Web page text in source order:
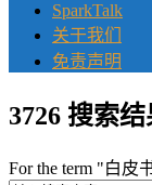
SparkTalk
关于我们
免责声明
3726 搜索结
For the term "白皮